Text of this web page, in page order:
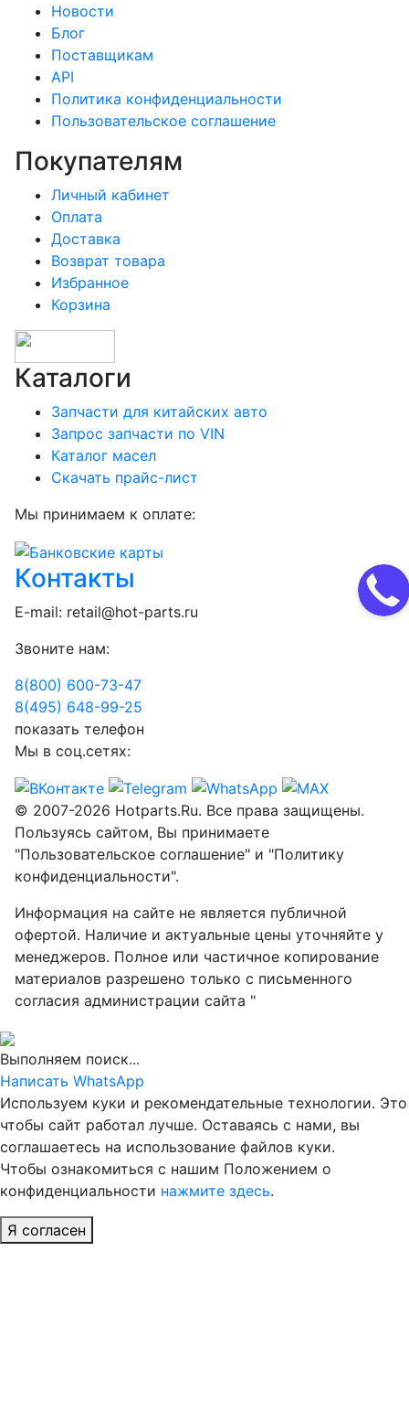
Новости
Блог
Поставщикам
API
Политика конфиденциальности
Пользовательское соглашение
Покупателям
Личный кабинет
Оплата
Доставка
Возврат товара
Избранное
Корзина
Каталоги
Запчасти для китайских авто
Запрос запчасти по VIN
Каталог масел
Скачать прайс-лист
Мы принимаем к оплате:
Контакты
E-mail: retail@hot-parts.ru
Звоните нам:
8(800) 600-73-47
8(495) 648-99-25
показать телефон
Мы в соц.сетях:
© 2007-2026 Hotparts.Ru. Все права защищены.
Пользуясь сайтом, Вы принимаете
"Пользовательское соглашение" и "Политику
конфиденциальности".
Информация на сайте не является публичной
офертой. Наличие и актуальные цены уточняйте у
менеджеров. Полное или частичное копирование
материалов разрешено только с письменного
согласия администрации сайта "
Выполняем поиск...
Написать WhatsApp
Используем куки и рекомендательные технологии. Это
чтобы сайт работал лучше. Оставаясь с нами, вы
соглашаетесь на использование файлов куки.
Чтобы ознакомиться с нашим Положением о
конфиденциальности нажмите здесь.
Я согласен